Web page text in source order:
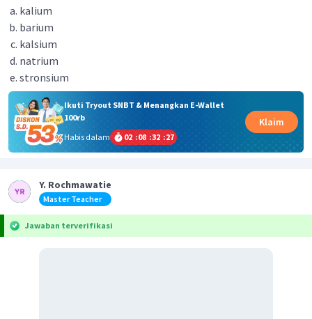
kalium
barium
kalsium
natrium
stronsium
Ikuti Tryout SNBT & Menangkan E-Wallet
100rb
Habis dalam
02 :08 :32 :27
Klaim
Y. Rochmawatie
Master Teacher
Jawaban terverifikasi